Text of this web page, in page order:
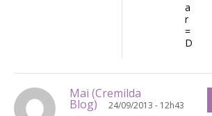
a
r
=
D
Mai (Cremilda
Blog) 24/09/2013 - 12h43